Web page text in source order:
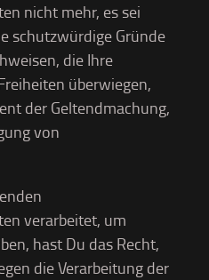
nicht mehr, es sei
schutzwürdige Gründe
die Ihre
überwiegen,
der Geltendmachung,
von
verarbeitet, um
hast Du das Recht,
die Verarbeitung der